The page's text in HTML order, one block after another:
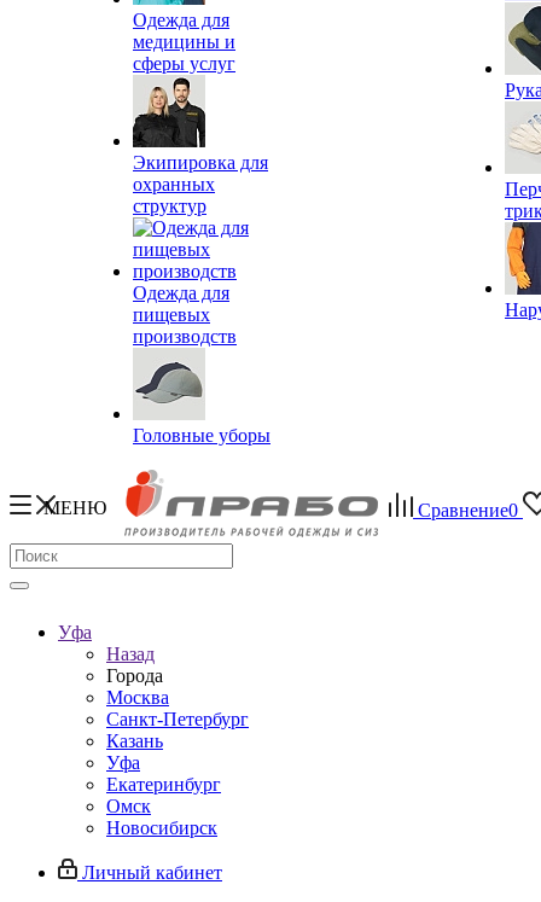
Одежда для
медицины и
сферы услуг
Экипировка для
охранных
структур
Одежда для
пищевых
производств
Головные уборы
МЕНЮ Сравнение0
Уфа
Назад
Города
Москва
Санкт-Петербург
Казань
Уфа
Екатеринбург
Омск
Новосибирск
Личный кабинет